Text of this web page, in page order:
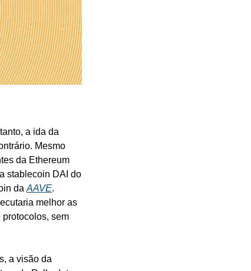
a ida da
Mesmo
da Ethereum
stablecoin DAI do
da AAVE.
melhor as
protocolos, sem
a visão da